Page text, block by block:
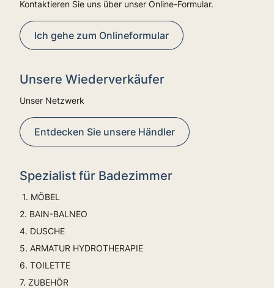
Kontaktieren Sie uns über unser Online-Formular.
Ich gehe zum Onlineformular
Unsere Wiederverkäufer
Unser Netzwerk
Entdecken Sie unsere Händler
Spezialist für Badezimmer
1. MÖBEL
2. BAIN-BALNEO
4. DUSCHE
5. ARMATUR HYDROTHERAPIE
6. TOILETTE
7. ZUBEHÖR